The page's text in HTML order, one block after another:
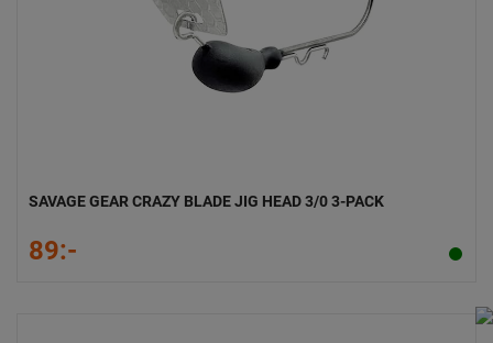
SAVAGE GEAR CRAZY BLADE JIG HEAD 3/0 3-PACK
89:-